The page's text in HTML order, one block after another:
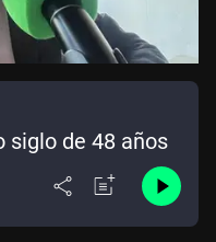
siglo de 48 años